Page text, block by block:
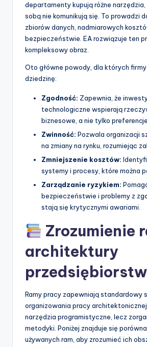
departamenty kupują różne
sobą nie komunikują się. To prowadzi
zbiorów danych, nadmiarowych
bezpieczeństwie. EA rozwiązuje ten
kompleksowy obraz.
Oto główne powody, dla których
dziedzinę:
Zgodność: Zapewnia, że
technologiczne wspierają
biznesowe, a nie tylko preferencje
Zwinność: Pozwala organizacji
na zmiany na rynku, rozumiejąc
Zmniejszenie kosztów:
systemy i procesy, które można
Zarządzanie ryzykiem:
bezpieczeństwie i problemy z
stają się krytycznymi awariami.
Zrozumienie
architektury
Ramy pracy zapewniają standardowy
organizowania pracy
narzędzia programistyczne, lecz
metodyki. Poniżej znajduje się
używanych ram, aby zrozumieć ich